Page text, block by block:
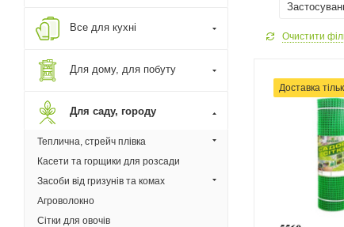
Очистити
Доставка
Все для кухні
Для дому, для побуту
Для саду, городу
Теплична, стрейч плівка
Касети та горщики для розсади
Засоби від гризунів та комах
Агроволокно
Сітки для овочів